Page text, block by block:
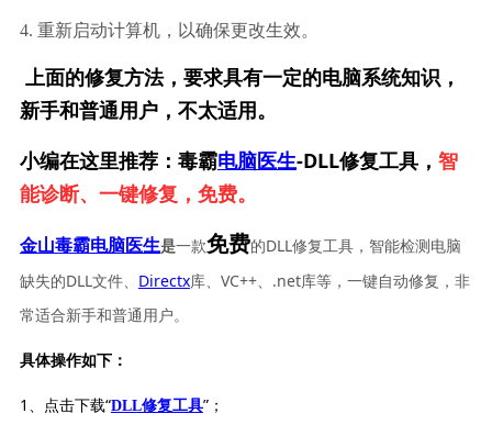
4. 重新启动计算机，以确保更改生效。
上面的修复方法，要求具有一定的电脑系统知识，
新手和普通用户，不太适用。
小编在这里推荐：毒霸电脑医生-DLL修复工具， 智
能诊断、一键修复，免费。
金山毒霸电脑医生是一款免费的DLL修复工具，智能检测电脑
缺失的DLL文件、 Directx库、VC++、.net库等，一键自动修复，非
常适合新手和普通用户。
具体操作如下：
1、点击下载“DLL修复工具”；